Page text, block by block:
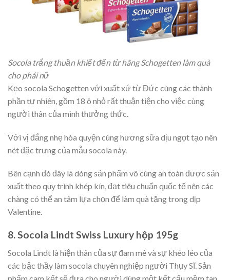
Socola trắng thuần khiết đến từ hãng Schogetten làm quà
cho phái nữ
Kẹo socola Schogetten với xuất xứ từ Đức cùng các thành
phần tự nhiên, gồm 18 ô nhỏ rất thuận tiện cho việc cùng
người thân của mình thưởng thức.
Với vị đắng nhẹ hòa quyện cùng hương sữa dịu ngọt tạo nên
nét đặc trưng của mẫu socola này.
Bên cạnh đó đây là dòng sản phẩm vô cùng an toàn được sản
xuất theo quy trình khép kín, đạt tiêu chuẩn quốc tế nên các
chàng có thể an tâm lựa chọn để làm quà tặng trong dịp
Valentine.
8. Socola Lindt Swiss Luxury hộp 195g
Socola Lindt là hiện thân của sự đam mê và sự khéo léo của
các bậc thầy làm socola chuyên nghiệp người Thụy Sĩ. Sản